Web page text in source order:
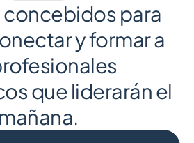
concebidos para
y formar a
que liderarán el
mañana.